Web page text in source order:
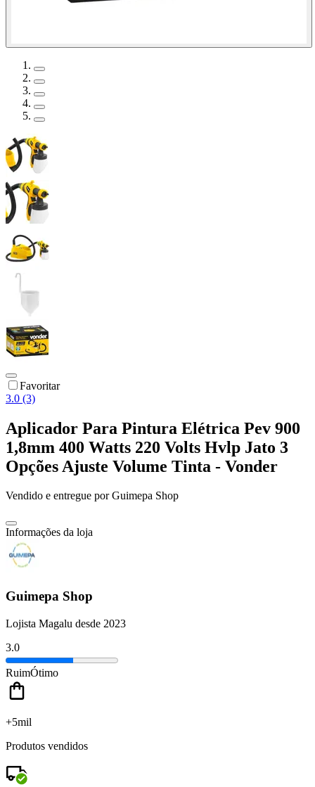
Favoritar
3.0 (3)
Aplicador Para Pintura Elétrica Pev 900
1,8mm 400 Watts 220 Volts Hvlp Jato 3
Opções Ajuste Volume Tinta - Vonder
Vendido e entregue por Guimepa Shop
Informações da loja
Guimepa Shop
Lojista Magalu desde 2023
3.0
RuimÓtimo
+5mil
Produtos vendidos